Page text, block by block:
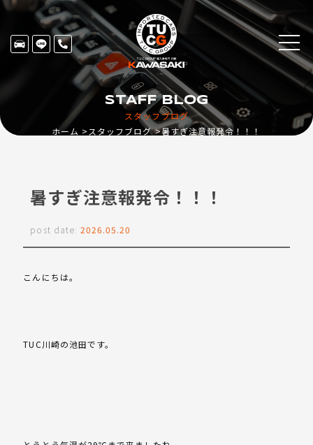
スタッフブログ
STAFF BLOG
ホーム スタッフブログ 暑すぎ注意報発令！！！
暑すぎ注意報発令！！！
post date: 2026.05.20
こんにちは。
TUC川崎の池田です。